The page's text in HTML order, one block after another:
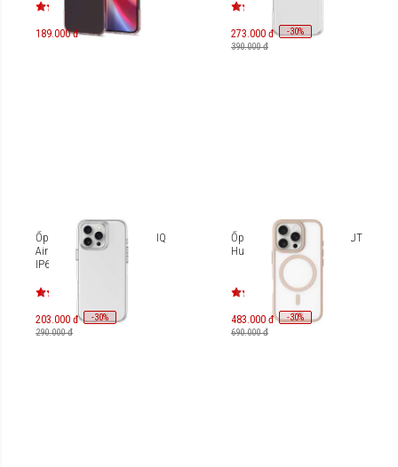
189.000 đ 273.000 đ -30%
390.000 đ
Ốp lưng iPhone 16 Pro UNIQ
Air Fender [UNIQ-
IP6.3P(2024)-AIRFNUD]
203.000 đ -30%
290.000 đ
Ốp lưng iPhone 16 Pro LAUT
Huex Protect L_IP24B_HPT
483.000 đ -30%
690.000 đ